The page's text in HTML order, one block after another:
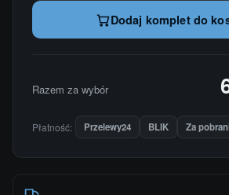
Dodaj komplet do
Razem za wybór
Płatność: Przelewy24 BLIK Za